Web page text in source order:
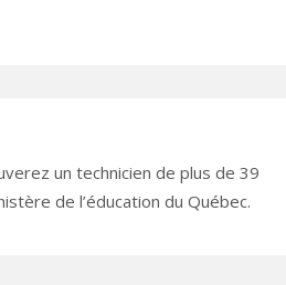
un technicien de plus de 39
de l’éducation du Québec.